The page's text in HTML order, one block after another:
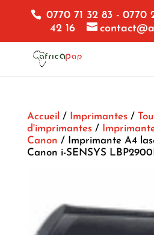
0770 71 32 83 - 0770
42 16
Accueil / Imprimantes/
d'imprimantes/
Canon / Imprimante A4
Canon i-SENSYS